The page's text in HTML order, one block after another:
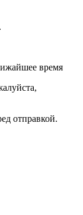
время
отправкой.